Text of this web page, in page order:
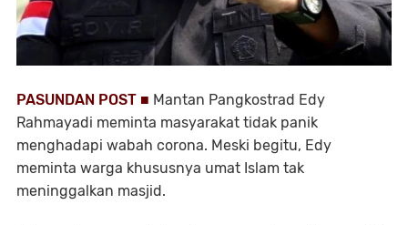
PASUNDAN POST ■ Mantan Pangkostrad Edy
Rahmayadi meminta masyarakat tidak panik
menghadapi wabah corona. Meski begitu, Edy
meminta warga khususnya umat Islam tak
meninggalkan masjid.